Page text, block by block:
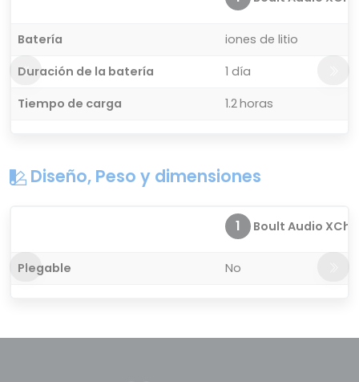
Batería
iones de litio
Duración de la batería
1 día
Tiempo de carga
1.2 horas
Diseño, Peso y dimensiones
1 Boult Audio
Plegable No